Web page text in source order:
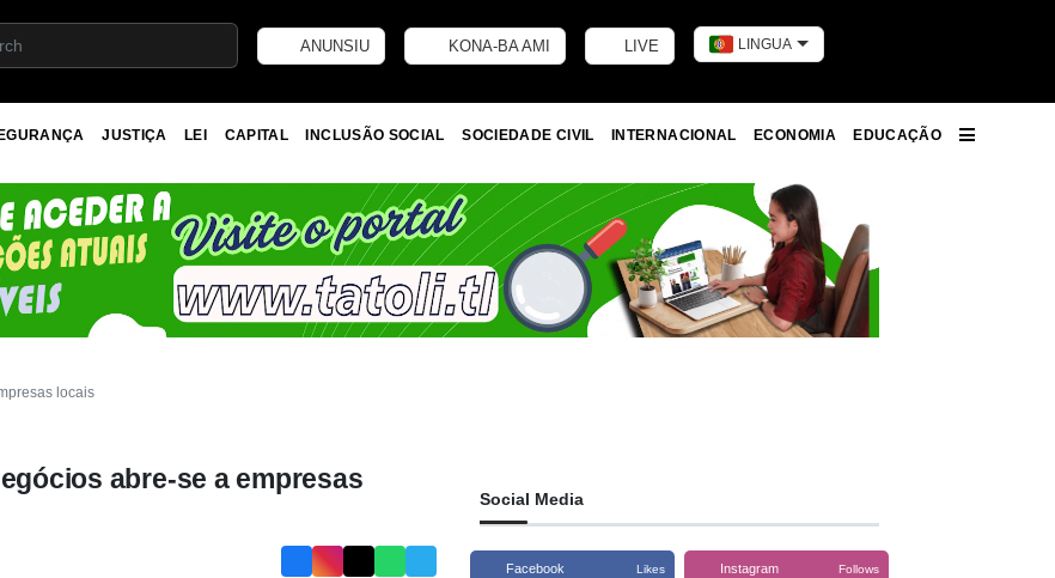
ANUNSIU KONA-BA AMI LIVE LINGUA
JUSTIÇA LEI CAPITAL INCLUSÃO SOCIAL SOCIEDADE CIVIL INTERNACIONAL ECONOMIA
EDUCAÇÃO
locais
abre-se a empresas
Social Media
Facebook Likes Instagram Follows